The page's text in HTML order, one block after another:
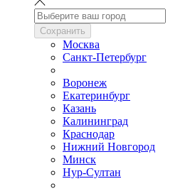
Сохранить
Москва
Санкт-Петербург
Воронеж
Екатеринбург
Казань
Калининград
Краснодар
Нижний Новгород
Минск
Нур-Султан